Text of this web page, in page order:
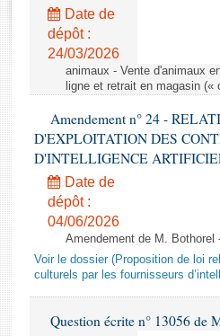
Rapports législatifs
Rapports sur l'application des lois
Baromètre de l’application des
Dossiers législatifs
Budget et sécurité sociale
Questions écrites et orales
Comptes rendus des débats
Date de
dépôt :
24/03/2026
animaux - Vente d'animaux
ligne et retrait en magasin
Amendement n° 24 -
D'EXPLOITATION DES
D'INTELLIGENCE
Date de
dépôt :
04/06/2026
Amendement de M. Bothorel
Voir le dossier (Proposition de loi
culturels par les fournisseurs
Question écrite n° 13056 de